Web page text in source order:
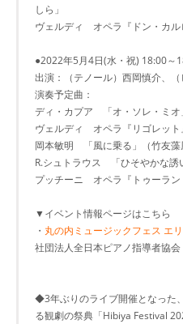
しら」
ヴェルディ オペラ『ドン・カル
●2022年5月4日(水・祝) 18:00～
出演：（テノール）西岡慎介、
演奏予定曲：
ディ・カプア 「オ・ソレ・ミオ
ヴェルディ オペラ『リゴレット
岡本敏明 「風に乗る」（竹友藻
R.シュトラウス 「ひそやかな誘
プッチーニ オペラ『トゥーラン
▼イベント情報ページはこちら
・ 丸の内ミュージックフェス エ
社団法人全日本ピアノ指導者協会
◆3年ぶりのライブ開催となった
る観劇の祭典「Hibiya Festival